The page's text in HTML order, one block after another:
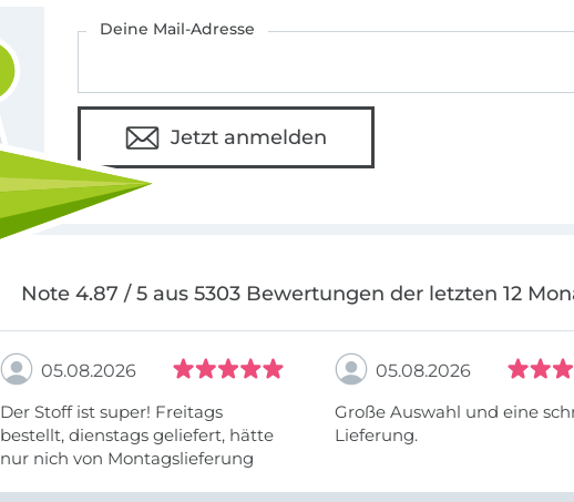
Deine Mail-Adresse
Jetzt anmelden
Note 4.87 / 5 aus 5303 Bewertungen der letzten 12
05.08.2026
Der Stoff ist super! Freitags
bestellt, dienstags geliefert, hätte
nur nich von Montagslieferung
05.08.2026
Große Auswahl und eine
Lieferung.